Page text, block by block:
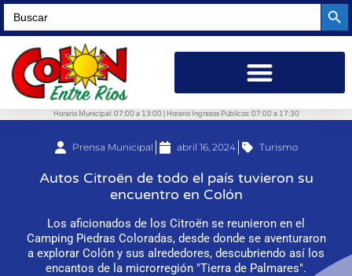
Search
for:
Horario Municipal: 07:00 a 13:00 | Horario Ingresos Públicos: 07:00 a 17:30
Prensa Municipal abril 16, 2024 Turismo
Autos Citroën de todo el país tuvieron su
encuentro en Colón
Los aficionados de los Citroën se reunieron en el
Camping Piedras Coloradas, desde donde se aventuraron
a explorar Colón y sus alrededores, descubriendo así los
encantos de la microrregión "Tierra de Palmares".